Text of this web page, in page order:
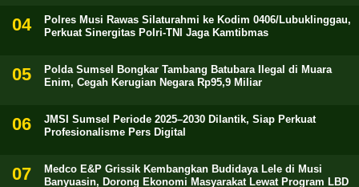
Polres Musi Rawas Silaturahmi ke Kodim 0406/Lubuklinggau,
Perkuat Sinergitas Polri-TNI Jaga Kamtibmas
Polda Sumsel Bongkar Tambang Batubara Ilegal di Muara
Enim, Cegah Kerugian Negara Rp95,9 Miliar
JMSI Sumsel Periode 2025–2030 Dilantik, Siap Perkuat
Profesionalisme Pers Digital
Medco E&P Grissik Kembangkan Budidaya Lele di Musi
Banyuasin, Dorong Ekonomi Masyarakat Lewat Program LBD